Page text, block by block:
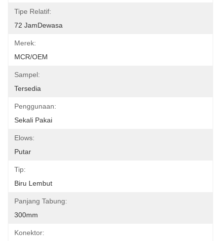
Tipe Relatif:
72 JamDewasa
Merek:
MCR/OEM
Sampel:
Tersedia
Penggunaan:
Sekali Pakai
Elows:
Putar
Tip:
Biru Lembut
Panjang Tabung:
300mm
Konektor: